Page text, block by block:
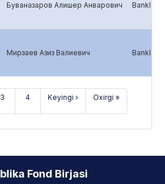
Буваназаров Алишер Анварович Banklar
Мирзаев Азиз Валиевич Banklar
3 4 Keyingi › Oxirgi »
Fond Birjasi